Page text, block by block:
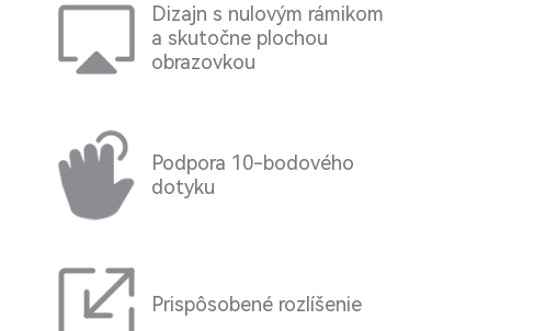
Dizajn s nulovým rámikom
a skutočne plochou
obrazovkou
Podpora 10-bodového
dotyku
Prispôsobené rozlíšenie